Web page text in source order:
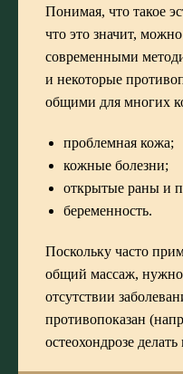
Понимая, что такое
что это значит,
современными
и некоторые
общими для многих
проблемная кожа;
кожные болезни;
открытые раны и
беременность.
Поскольку часто
общий массаж, нужно
отсутствии
противопоказан
остеохондрозе